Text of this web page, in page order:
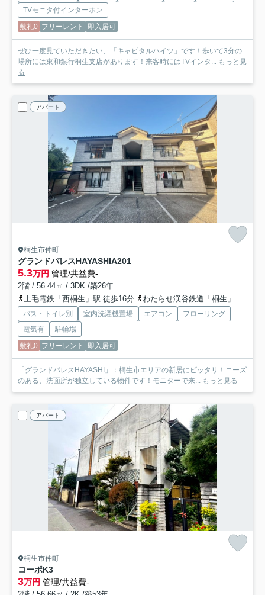
TVモニタ付インターホン
敷礼0 フリーレント 即入居可
ぜひ一度見ていただきたい、「キャピタルハイツ」です！歩いて3分の
場所には東和銀行桐生支店があります！来客時にはTVインタ... もっと見
る
アパート
桐生市仲町
グランドパレスHAYASHIA201
5.3万円 管理/共益費-
2階 / 56.44㎡ / 3DK /築26年
上毛電鉄「西桐生」駅 徒歩16分
わたらせ渓谷鉄道「桐生」駅 徒歩19分
バス・トイレ別 室内洗濯機置場 エアコン
フローリング
電気有
駐輪場
敷礼0 フリーレント 即入居可
「グランドパレスHAYASHI」：桐生市エリアの新居にピッタリ！ニーズ
のある、洗面所が独立している物件です！モニターで来... もっと見る
アパート
桐生市仲町
コーポK3
3万円 管理/共益費-